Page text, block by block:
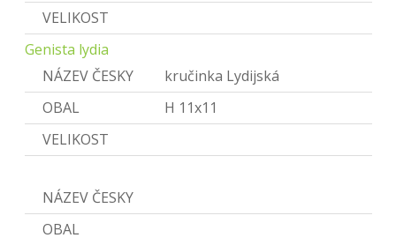
VELIKOST
Genista lydia
NÁZEV ČESKY
kručinka Lydijská
OBAL
H 11x11
VELIKOST
NÁZEV ČESKY
OBAL